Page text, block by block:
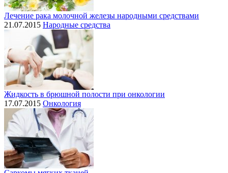
Лечение рака молочной железы народными средствами
21.07.2015 Народные средства
Жидкость в брюшной полости при онкологии
17.07.2015 Онкология